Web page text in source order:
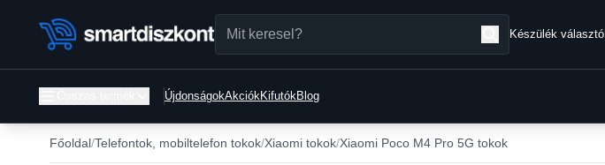
Készülék választó
ÚjdonságokAkciókKifutókBlog
Főoldal Telefontok, mobiltelefon tokok Xiaomi tokok Xiaomi Poco M4 Pro 5G tokok